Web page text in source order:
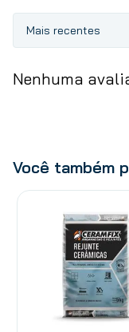
Mais recentes
Nenhuma
Você também